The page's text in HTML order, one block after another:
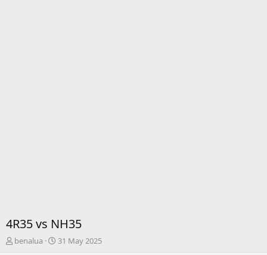
4R35 vs NH35
Ibenalua
F
31 May 2025